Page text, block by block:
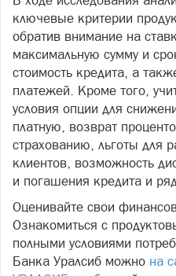
ключевые критерии
обратив внимание на
максимальную сумму и
стоимость кредита, а
платежей. Кроме того,
условия опции для
платную, возврат
страхованию, льготы для
клиентов, возможность
и погашения кредита и
Оценивайте свои
Ознакомиться с
полными условиями
Банка Уралсиб можно на